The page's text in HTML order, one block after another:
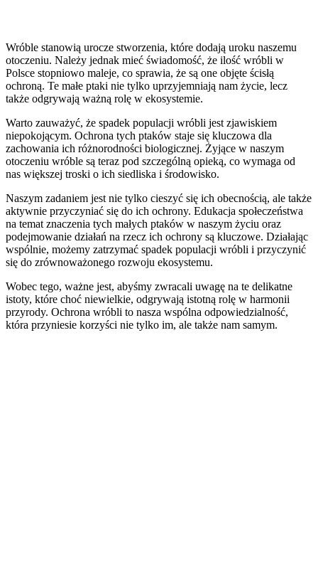
Wróble stanowią urocze stworzenia, które dodają uroku naszemu
otoczeniu. Należy jednak mieć świadomość, że ilość wróbli w
Polsce stopniowo maleje, co sprawia, że są one objęte ścisłą
ochroną. Te małe ptaki nie tylko uprzyjemniają nam życie, lecz
także odgrywają ważną rolę w ekosystemie.
Warto zauważyć, że spadek populacji wróbli jest zjawiskiem
niepokojącym. Ochrona tych ptaków staje się kluczowa dla
zachowania ich różnorodności biologicznej. Żyjące w naszym
otoczeniu wróble są teraz pod szczególną opieką, co wymaga od
nas większej troski o ich siedliska i środowisko.
Naszym zadaniem jest nie tylko cieszyć się ich obecnością, ale także
aktywnie przyczyniać się do ich ochrony. Edukacja społeczeństwa
na temat znaczenia tych małych ptaków w naszym życiu oraz
podejmowanie działań na rzecz ich ochrony są kluczowe. Działając
wspólnie, możemy zatrzymać spadek populacji wróbli i przyczynić
się do zrównoważonego rozwoju ekosystemu.
Wobec tego, ważne jest, abyśmy zwracali uwagę na te delikatne
istoty, które choć niewielkie, odgrywają istotną rolę w harmonii
przyrody. Ochrona wróbli to nasza wspólna odpowiedzialność,
która przyniesie korzyści nie tylko im, ale także nam samym.